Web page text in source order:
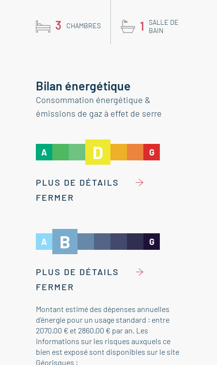
3 CHAMBRES 1
SALLE DE
BAIN
Bilan énergétique
Consommation énergétique &
émissions de gaz à effet de serre
A D G
PLUS DE DÉTAILS
FERMER
A B G
PLUS DE DÉTAILS
FERMER
Montant estimé des dépenses annuelles
d'énergie pour un usage standard : entre
2070.00 € et 2860.00 € par an. Les
informations sur les risques auxquels ce
bien est exposé sont disponibles sur le site
Géorisques :